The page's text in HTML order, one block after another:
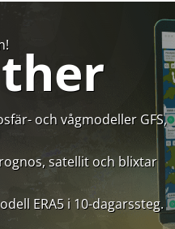
och vågmodeller GFS,
satellit och blixtar
ERA5 i 10-dagarssteg.